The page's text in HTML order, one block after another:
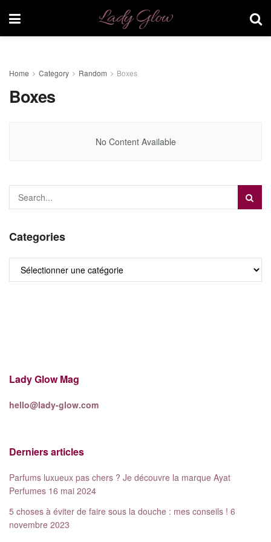
Lady Glow
Home Category Random Boxes
Boxes
No Content Available
Categories
Lady Glow Mag
hello@lady-glow.com
Derniers articles
Parfums luxueux pas chers ? Je découvre la marque Ayat
Perfumes 16 mai 2024
5 choses à éviter de faire sous la douche : mes conseils ! 6
novembre 2023